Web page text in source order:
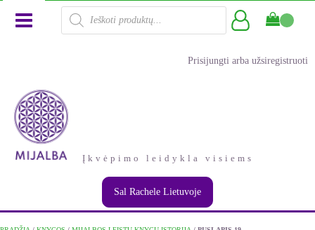
Products
search
Prisijungti arba užsiregistruoti
Įkvėpimo leidykla visiems
Sal Rachele Lietuvoje